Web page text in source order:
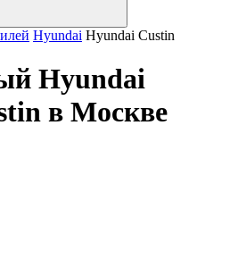
Hyundai Hyundai Custin
Hyundai
в Москве